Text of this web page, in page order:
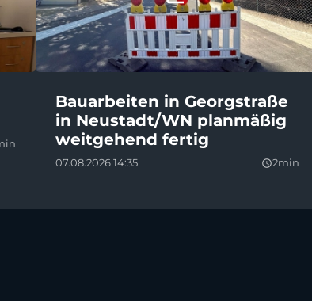
Bauarbeiten in Georgstraße
in Neustadt/WN planmäßig
weitgehend fertig
07.08.2026 14:35 query_builder2min